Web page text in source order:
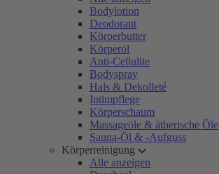
Bodylotion
Deodorant
Körperbutter
Körperöl
Anti-Cellulite
Bodyspray
Hals & Dekolleté
Intimpflege
Körperschaum
Massageöle & ätherische Öle
Sauna-Öl & -Aufguss
Körperreinigung
Alle anzeigen